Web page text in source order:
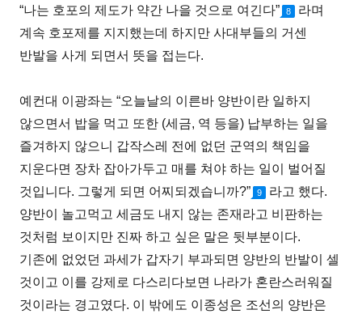
“나는 호포의 제도가 약간 나을 것으로 여긴다”
8
라며
계속 호포제를 지지했는데 하지만 사대부들의 거센
반발을 사게 되면서 뜻을 접는다.
예컨대 이광좌는 “오늘날의 이른바 양반이란 일하지
않으면서 밥을 먹고 또한 (세금, 역 등을) 납부하는 일을
즐겨하지 않으니 갑작스레 전에 없던 군역의 책임을
지운다면 장차 잡아가두고 매를 쳐야 하는 일이 벌어질
것입니다. 그렇게 되면 어찌되겠습니까?”
9
라고 했다.
양반이 놀고먹고 세금도 내지 않는 존재라고 비판하는
것처럼 보이지만 진짜 하고 싶은 말은 뒷부분이다.
기존에 없었던 과세가 갑자기 부과되면 양반의 반발이 셀
것이고 이를 강제로 다스리다보면 나라가 혼란스러워질
것이라는 경고였다. 이 밖에도 이종성은 조선의 양반은